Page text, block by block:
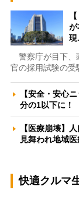
警察庁が目下、
官の採用試験の
【安全・安心
分の1以下に
【医療崩壊】
見舞われ地域
快適クルマ